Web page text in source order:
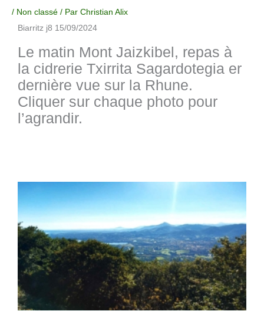
/ Non classé / Par Christian Alix
Biarritz j8 15/09/2024
Le matin Mont Jaizkibel, repas à
la cidrerie Txirrita Sagardotegia er
dernière vue sur la Rhune.
Cliquer sur chaque photo pour
l’agrandir.